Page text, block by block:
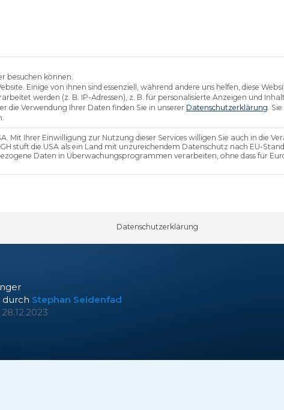
für Mitarbeiter
die
durch Stephan Seidenfad
28.12.2023
besuchen können.
Einige von ihnen sind essenziell, während andere uns helfen, diese
werden (z. B. IP-Adressen), z. B. für personalisierte Anzeigen und
die Verwendung Ihrer Daten finden Sie in unserer Datenschutzerklärung.
Mit Ihrer Einwilligung zur Nutzung dieser Services willigen Sie auch in die
stuft die USA als ein Land mit unzureichendem Datenschutz nach EU-
Daten in Überwachungsprogrammen verarbeiten, ohne dass für
die eine Einwilligung erteilt werden kann. Die
Datenschutzerklärung